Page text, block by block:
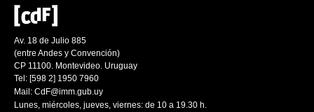
Av. 18 de Julio 885
(entre Andes y Convención)
CP 11100. Montevideo. Uruguay
Tel: [598 2] 1950 7960
Mail: CdF@imm.gub.uy
Lunes, miércoles, jueves, viernes: de 10 a 19.30 h.